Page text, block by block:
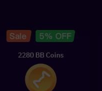
2280 BB Coins